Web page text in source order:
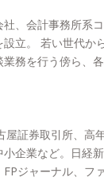
、会計事務所系
立。 若い世代か
務を行う傍ら、
屋証券取引所、高
企業など。日経
ジャーナル、フ